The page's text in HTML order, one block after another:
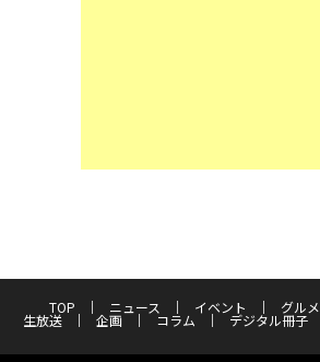
TOP ニュース イベント グルメ
生放送 企画 コラム デジタル冊子